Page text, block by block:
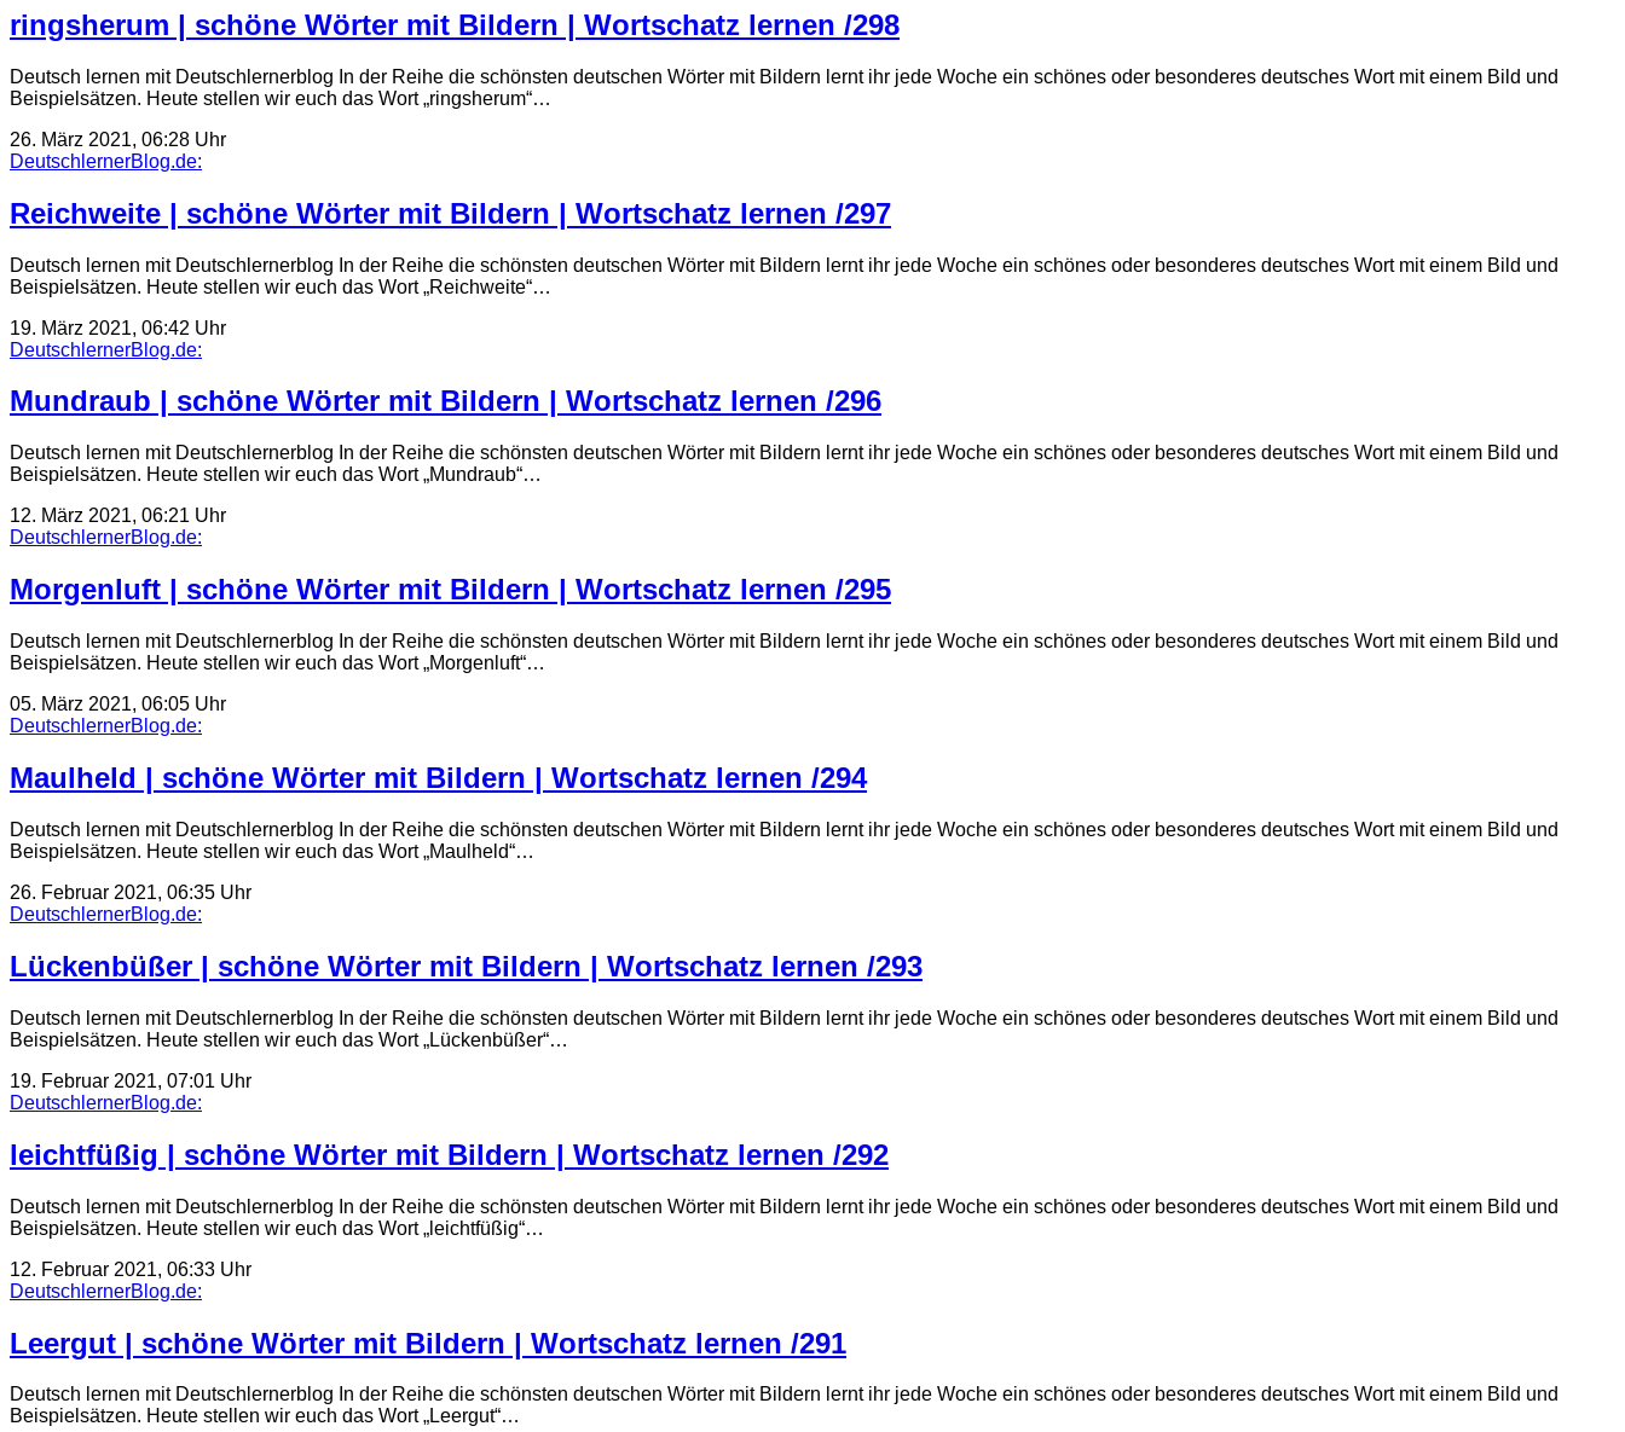
ringsherum | schöne Wörter mit Bildern | Wortschatz lernen /298
Deutsch lernen mit Deutschlernerblog In der Reihe die schönsten deutschen Wörter mit Bildern lernt ihr jede Woche ein schönes oder besonderes deutsches Wort mit einem Bild und
Beispielsätzen. Heute stellen wir euch das Wort „ringsherum“…
26. März 2021, 06:28 Uhr
DeutschlernerBlog.de:
Reichweite | schöne Wörter mit Bildern | Wortschatz lernen /297
Deutsch lernen mit Deutschlernerblog In der Reihe die schönsten deutschen Wörter mit Bildern lernt ihr jede Woche ein schönes oder besonderes deutsches Wort mit einem Bild und
Beispielsätzen. Heute stellen wir euch das Wort „Reichweite“…
19. März 2021, 06:42 Uhr
DeutschlernerBlog.de:
Mundraub | schöne Wörter mit Bildern | Wortschatz lernen /296
Deutsch lernen mit Deutschlernerblog In der Reihe die schönsten deutschen Wörter mit Bildern lernt ihr jede Woche ein schönes oder besonderes deutsches Wort mit einem Bild und
Beispielsätzen. Heute stellen wir euch das Wort „Mundraub“…
12. März 2021, 06:21 Uhr
DeutschlernerBlog.de:
Morgenluft | schöne Wörter mit Bildern | Wortschatz lernen /295
Deutsch lernen mit Deutschlernerblog In der Reihe die schönsten deutschen Wörter mit Bildern lernt ihr jede Woche ein schönes oder besonderes deutsches Wort mit einem Bild und
Beispielsätzen. Heute stellen wir euch das Wort „Morgenluft“…
05. März 2021, 06:05 Uhr
DeutschlernerBlog.de:
Maulheld | schöne Wörter mit Bildern | Wortschatz lernen /294
Deutsch lernen mit Deutschlernerblog In der Reihe die schönsten deutschen Wörter mit Bildern lernt ihr jede Woche ein schönes oder besonderes deutsches Wort mit einem Bild und
Beispielsätzen. Heute stellen wir euch das Wort „Maulheld“…
26. Februar 2021, 06:35 Uhr
DeutschlernerBlog.de:
Lückenbüßer | schöne Wörter mit Bildern | Wortschatz lernen /293
Deutsch lernen mit Deutschlernerblog In der Reihe die schönsten deutschen Wörter mit Bildern lernt ihr jede Woche ein schönes oder besonderes deutsches Wort mit einem Bild und
Beispielsätzen. Heute stellen wir euch das Wort „Lückenbüßer“…
19. Februar 2021, 07:01 Uhr
DeutschlernerBlog.de:
leichtfüßig | schöne Wörter mit Bildern | Wortschatz lernen /292
Deutsch lernen mit Deutschlernerblog In der Reihe die schönsten deutschen Wörter mit Bildern lernt ihr jede Woche ein schönes oder besonderes deutsches Wort mit einem Bild und
Beispielsätzen. Heute stellen wir euch das Wort „leichtfüßig“…
12. Februar 2021, 06:33 Uhr
DeutschlernerBlog.de:
Leergut | schöne Wörter mit Bildern | Wortschatz lernen /291
Deutsch lernen mit Deutschlernerblog In der Reihe die schönsten deutschen Wörter mit Bildern lernt ihr jede Woche ein schönes oder besonderes deutsches Wort mit einem Bild und
Beispielsätzen. Heute stellen wir euch das Wort „Leergut“…